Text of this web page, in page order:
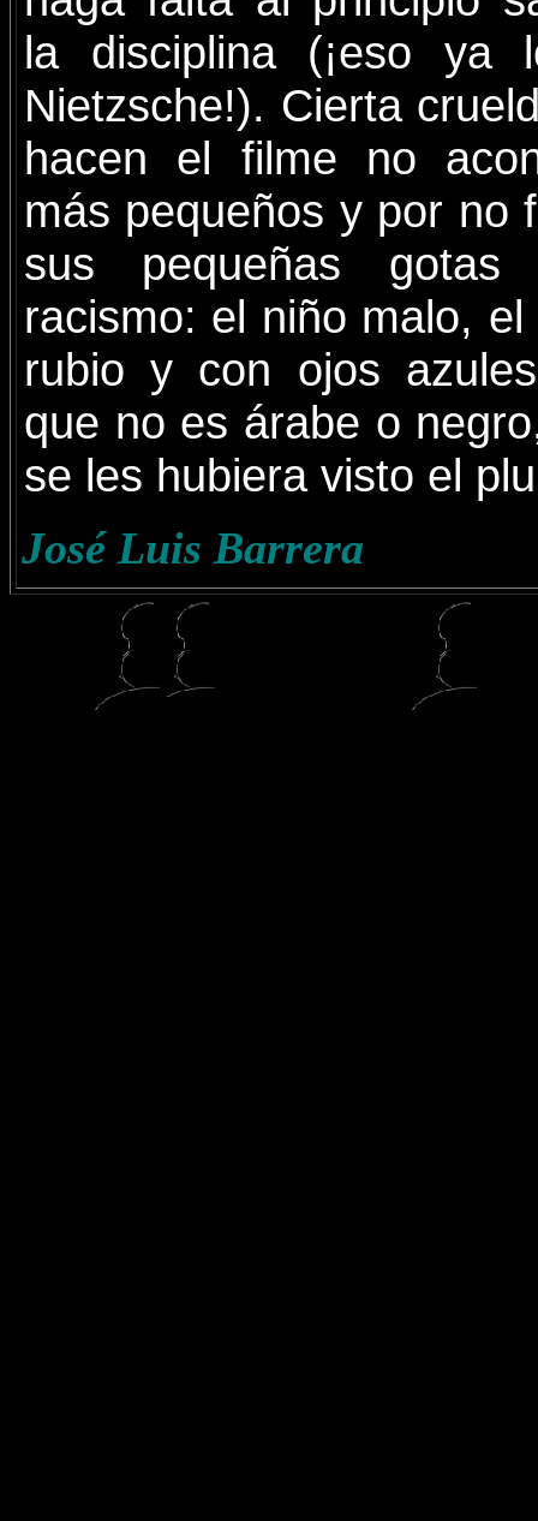
la disciplina (¡eso ya
Nietzsche!). Cierta
hacen el filme no
más pequeños y por no
sus pequeñas gotas
racismo: el niño malo,
rubio y con ojos
que no es árabe o
se les hubiera visto el
José Luis Barrera